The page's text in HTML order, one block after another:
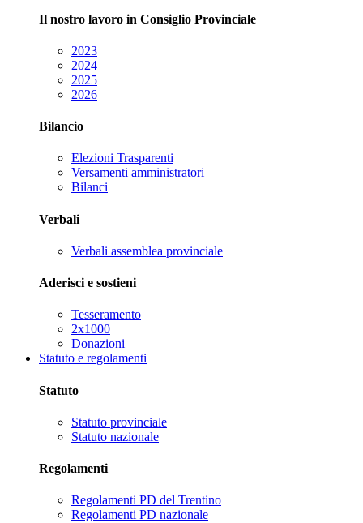
Il nostro lavoro in Consiglio Provinciale
2023
2024
2025
2026
Bilancio
Elezioni Trasparenti
Versamenti amministratori
Bilanci
Verbali
Verbali assemblea provinciale
Aderisci e sostieni
Tesseramento
2x1000
Donazioni
Statuto e regolamenti
Statuto
Statuto provinciale
Statuto nazionale
Regolamenti
Regolamenti PD del Trentino
Regolamenti PD nazionale